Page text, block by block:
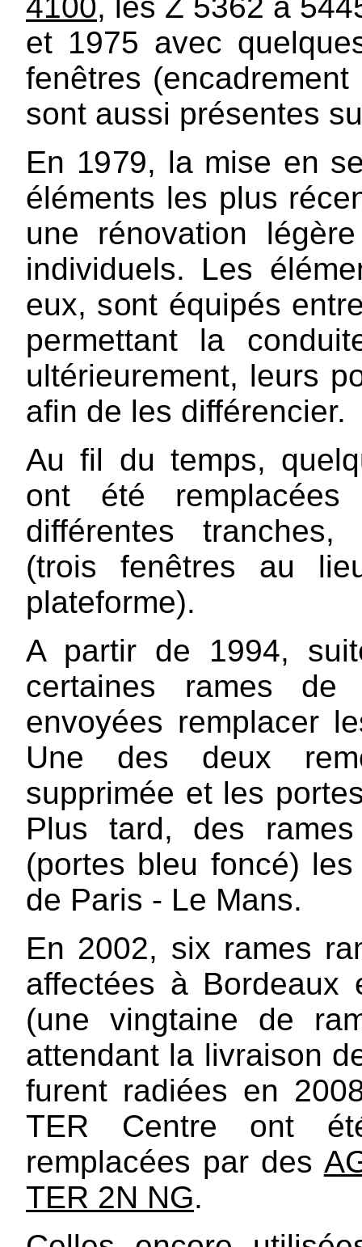
et 1975 avec
fenêtres
sont aussi présentes
En 1979, la mise en
éléments les plus
une rénovation
individuels. Les
eux, sont équipés
permettant la
ultérieurement, leurs
afin de les différencier.
Au fil du temps,
ont été
différentes tranches,
(trois fenêtres au
plateforme).
A partir de 1994,
certaines rames
envoyées remplacer
Une des deux
supprimée et les
Plus tard, des
(portes bleu foncé)
de Paris - Le Mans.
En 2002, six rames
affectées à
(une vingtaine de
attendant la livraison
furent radiées en
TER Centre ont
remplacées par des
TER 2N NG.